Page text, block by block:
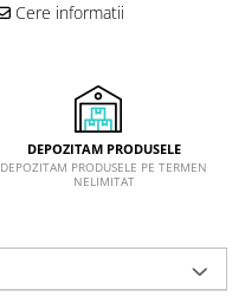
Cere informatii
DEPOZITAM PRODUSELE
DEPOZITAM PRODUSELE PE TERMEN
NELIMITAT